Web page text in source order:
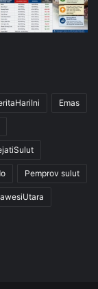
Emas
Pemprov sulut